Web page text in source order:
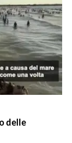
delle